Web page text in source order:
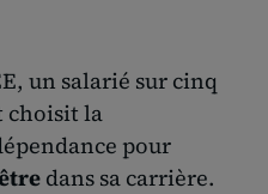
un salarié sur cinq
choisit la
pour
dans sa carrière.